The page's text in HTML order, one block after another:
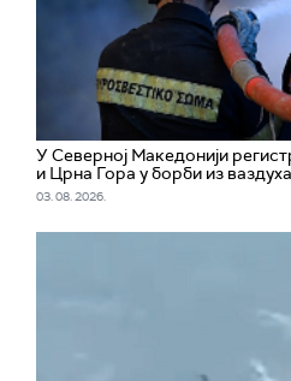
У Северној Македонији
и Црна Гора у борби из ваздуха
03. 08. 2026.